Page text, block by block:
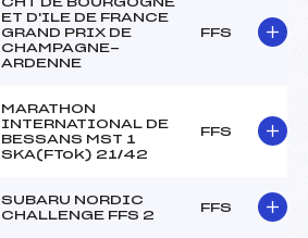
ET D'ILE DE FRANCE
GRAND PRIX DE
CHAMPAGNE-
ARDENNE
FFS
MARATHON
INTERNATIONAL DE
BESSANS MST 1
SKA(FTok) 21/42
FFS
SUBARU NORDIC
CHALLENGE FFS 2
FFS